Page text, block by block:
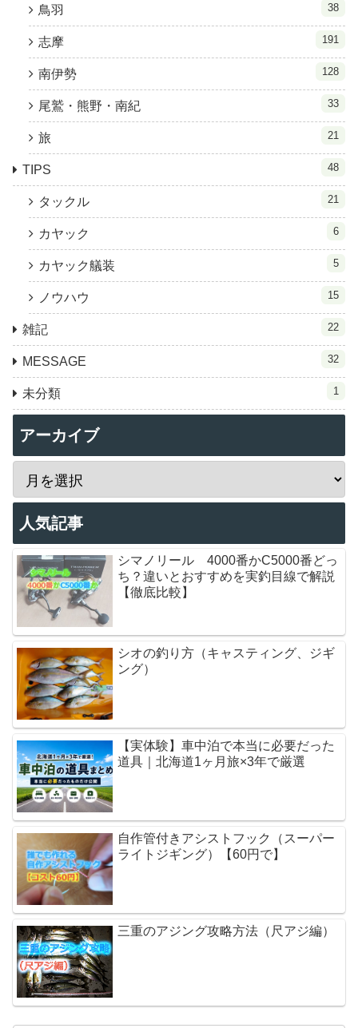
鳥羽 38
志摩 191
南伊勢 128
尾鷲・熊野・南紀 33
旅 21
TIPS 48
タックル 21
カヤック 6
カヤック艤装 5
ノウハウ 15
雑記 22
MESSAGE 32
未分類 1
アーカイブ
人気記事
シマノリール 4000番かC5000番どっ
ち？違いとおすすめを実釣目線で解説
【徹底比較】
シオの釣り方（キャスティング、ジギ
ング）
【実体験】車中泊で本当に必要だった
道具｜北海道1ヶ月旅×3年で厳選
自作管付きアシストフック（スーパー
ライトジギング）【60円で】
三重のアジング攻略方法（尺アジ編）